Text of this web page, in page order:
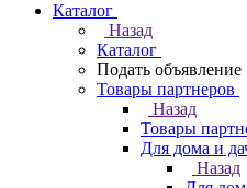
Каталог
Назад
Каталог
Подать объявление
Товары партнеров
Назад
Товары
Для дома и
Назад